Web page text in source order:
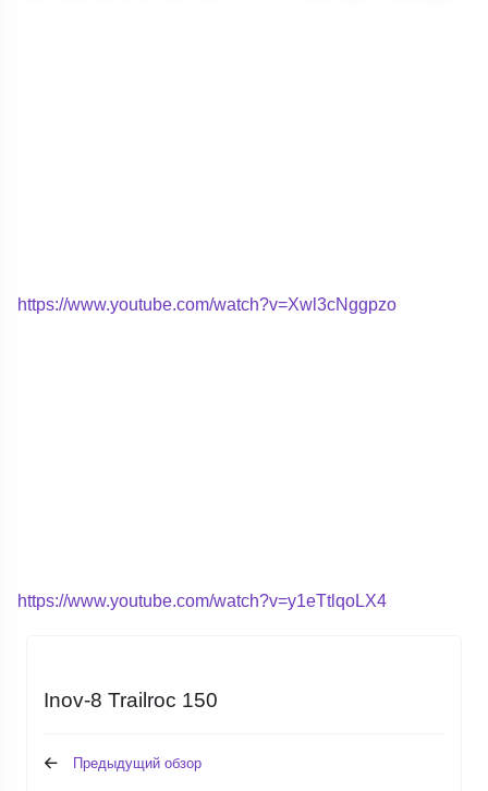
https://www.youtube.com/watch?v=Xwl3cNggpzo
https://www.youtube.com/watch?v=y1eTtlqoLX4
Inov-8 Trailroc 150
Предыдущий обзор